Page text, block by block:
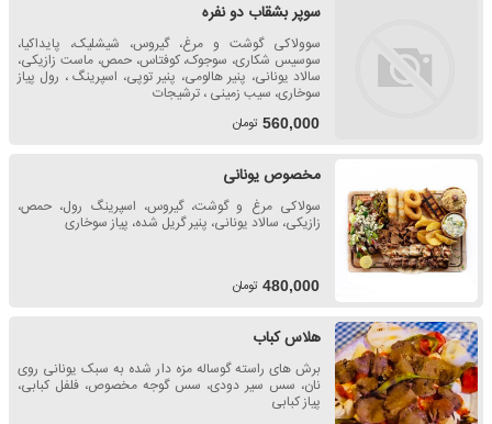
سوپر بشقاب دو نفره
سوولاکی گوشت و مرغ، گیروس، شیشلیک، پایداکیا،
سوسیس شکاری، سوجوک، کوفتاس، حمص، ماست زازیکی،
سالاد یونانی، پنیر هالومی، پنیر توپی، اسپرینگ ، رول پیاز
سوخاری، سیب زمینی ، ترشیجات
560,000 تومان
مخصوص یونانی
سولاکی مرغ و گوشت، گیروس، اسپرینگ رول، حمص،
زازیکی، سالاد یونانی، پنیر گریل شده، پیاز سوخاری
480,000 تومان
هلاس کباب
برش های راسته گوساله مزه دار شده به سبک یونانی روی
نان، سس سیر دودی، سس گوجه مخصوص، فلفل کبابی،
پیاز کبابی